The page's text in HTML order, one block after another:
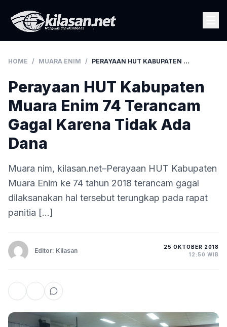
HOME / MUARA ENIM / PERAYAAN HUT KABUPATEN MUARA ENIM 74 TERANCAM GAGAL KARENA TIDAK ADA DANA
Perayaan HUT Kabupaten
Muara Enim 74 Terancam
Gagal Karena Tidak Ada
Dana
Muara nim, kilasan.net–Perayaan HUT Kabupaten
Muara Enim ke 74 tahun 2018 terancam gagal
dilaksanakan hal tersebut terungkap pada rapat
panitia […]
Editor: Kilasan
25 OKTOBER 2018
12:50 WIB